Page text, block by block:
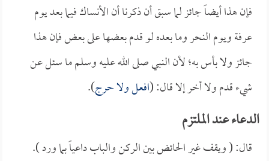
فإن هذا أيضاً جائز لما سبق أن ذكرنا أن الأنساك فيما بعد يوم
عرفة ويوم النحر وما بعده لو قدم بعضها على بعض فإن هذا
جائز ولا بأس به؛ لأن النبي صلى الله عليه وسلم ما سئل عن
شيء قدم ولا أخر إلا قال: (افعل ولا حرج).
الدعاء عند الملتزم
قال: ( ويقف غير الحائض بين الركن والباب داعياً بما ورد ).